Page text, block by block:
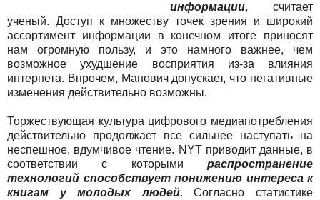
информации, считает
ученый. Доступ к множеству точек зрения и широкий
ассортимент информации в конечном итоге приносят
нам огромную пользу, и это намного важнее, чем
возможное ухудшение восприятия из-за влияния
интернета. Впрочем, Манович допускает, что негативные
изменения действительно возможны.
Торжествующая культура цифрового медиапотребления
действительно продолжает все сильнее наступать на
неспешное, вдумчивое чтение. NYT приводит данные, в
соответствии с которыми распространение
технологий способствует понижению интереса к
книгам у молодых людей. Согласно статистике